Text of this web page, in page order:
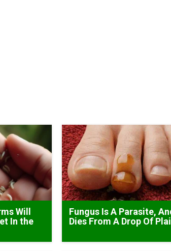
Will
In the
Fungus Is A Parasite,
Dies From A Drop Of